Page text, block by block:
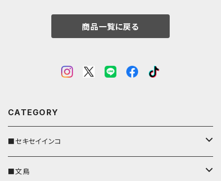
商品一覧に戻る
CATEGORY
■セキセイインコ
キーカバー
■文鳥